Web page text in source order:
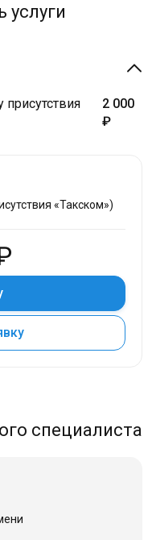
услуги
присутствия
2 000
₽
«Такском»)
специалиста